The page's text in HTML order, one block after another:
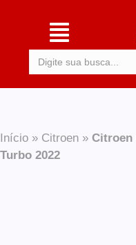
Início » Citroen » Citroen
Turbo 2022